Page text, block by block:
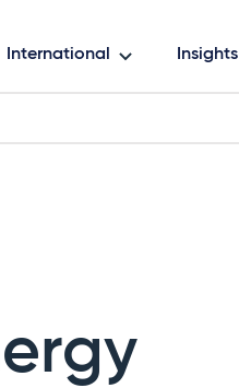
International Insights